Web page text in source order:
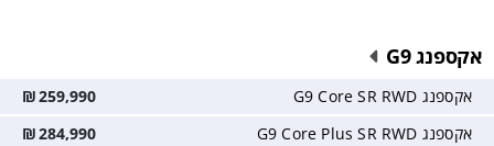
אקספנג G9
אקספנג G9 Core SR RWD 259,990
₪
אקספנג G9 Core Plus SR RWD
284,990
₪